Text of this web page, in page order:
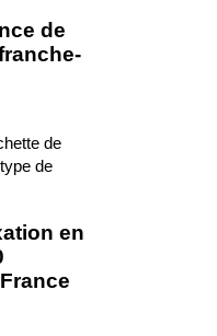
de
de
de
en